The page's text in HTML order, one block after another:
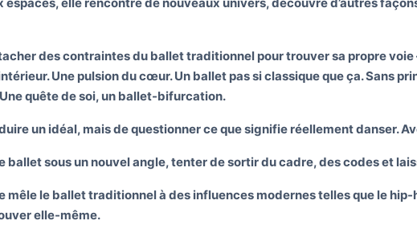
des contraintes du ballet traditionnel pour trouver sa propre voie
Une pulsion du cœur. Un ballet pas si classique que ça. Sans
quête de soi, un ballet-bifurcation.
un idéal, mais de questionner ce que signifie réellement danser.
ballet sous un nouvel angle, tenter de sortir du cadre, des codes et
mêle le ballet traditionnel à des influences modernes telles que le
elle-même.